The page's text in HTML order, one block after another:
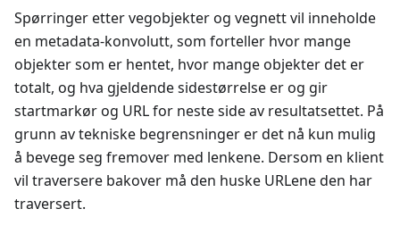
Spørringer etter vegobjekter og vegnett vil inneholde
en metadata-konvolutt, som forteller hvor mange
objekter som er hentet, hvor mange objekter det er
totalt, og hva gjeldende sidestørrelse er og gir
startmarkør og URL for neste side av resultatsettet. På
grunn av tekniske begrensninger er det nå kun mulig
å bevege seg fremover med lenkene. Dersom en klient
vil traversere bakover må den huske URLene den har
traversert.